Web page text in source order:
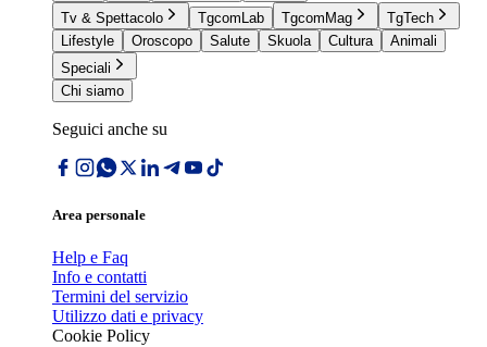
Tv & Spettacolo
TgcomLab TgcomMag
TgTech
Lifestyle
Oroscopo Salute Skuola Cultura
Animali
Speciali
Chi siamo
Seguici anche su
Area personale
Help e Faq
Info e contatti
Termini del servizio
Utilizzo dati e privacy
Cookie Policy